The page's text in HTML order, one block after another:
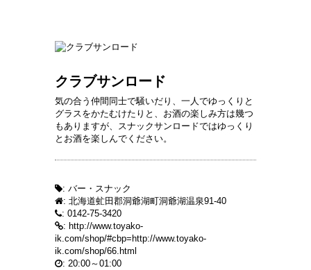
クラブサンロード
気の合う仲間同士で騒いだり、一人でゆっくりと
グラスをかたむけたりと、お酒の楽しみ方は幾つ
もありますが、スナックサンロードではゆっくり
とお酒を楽しんでください。
: バー・スナック
: 北海道虻田郡洞爺湖町洞爺湖温泉91-40
: 0142-75-3420
: http://www.toyako-
ik.com/shop/#cbp=http://www.toyako-
ik.com/shop/66.html
: 20:00～01:00